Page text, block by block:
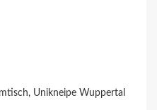
Unikneipe Wuppertal